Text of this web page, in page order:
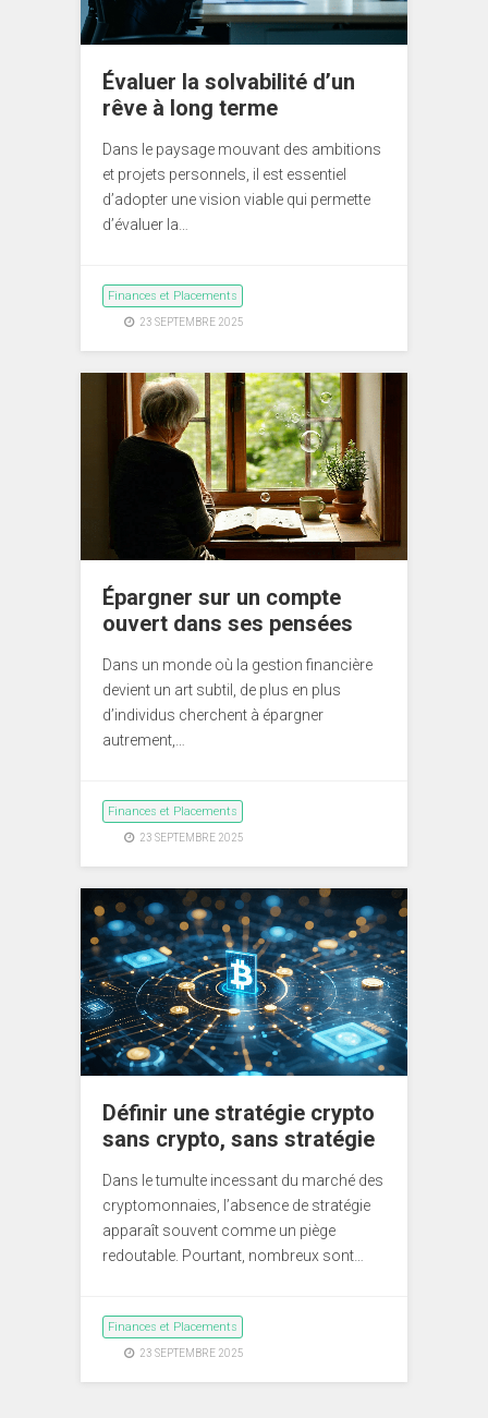
Évaluer la solvabilité d’un
rêve à long terme
Dans le paysage mouvant des ambitions
et projets personnels, il est essentiel
d’adopter une vision viable qui permette
d’évaluer la…
Finances et Placements
23 SEPTEMBRE 2025
Épargner sur un compte
ouvert dans ses pensées
Dans un monde où la gestion financière
devient un art subtil, de plus en plus
d’individus cherchent à épargner
autrement,…
Finances et Placements
23 SEPTEMBRE 2025
Définir une stratégie crypto
sans crypto, sans stratégie
Dans le tumulte incessant du marché des
cryptomonnaies, l’absence de stratégie
apparaît souvent comme un piège
redoutable. Pourtant, nombreux sont…
Finances et Placements
23 SEPTEMBRE 2025